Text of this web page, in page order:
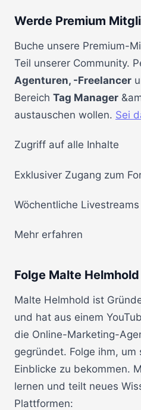
Werde Premium
Buche unsere Premium-
Teil unserer Community.
Agenturen, -Freelancer
Bereich Tag Manager
austauschen wollen. Sei
Zugriff auf alle Inhalte
Exklusiver Zugang zum
Wöchentliche Livestreams
Mehr erfahren
Folge Malte Helmhold
Malte Helmhold ist
und hat aus einem
die Online-Marketing-
gegründet. Folge ihm,
Einblicke zu bekommen.
lernen und teilt neues
Plattformen: